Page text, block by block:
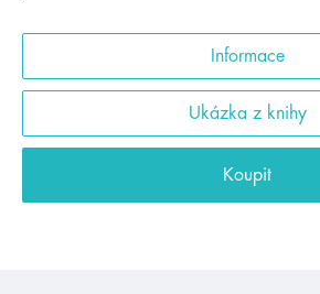
Informace
Ukázka z knihy
Koupit